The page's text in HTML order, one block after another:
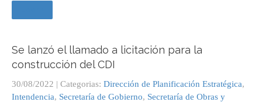
Se lanzó el llamado a licitación para la
construcción del CDI
30/08/2022 | Categorias: Dirección de Planificación Estratégica,
Intendencia, Secretaría de Gobierno, Secretaría de Obras y